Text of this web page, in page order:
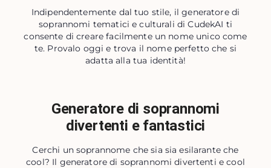
Indipendentemente dal tuo stile, il generatore di
soprannomi tematici e culturali di CudekAI ti
consente di creare facilmente un nome unico come
te. Provalo oggi e trova il nome perfetto che si
adatta alla tua identità!
Generatore di soprannomi
divertenti e fantastici
Cerchi un soprannome che sia sia esilarante che
cool? Il generatore di soprannomi divertenti e cool